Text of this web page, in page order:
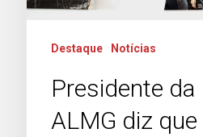
Destaque Notícias
Presidente da
ALMG diz que